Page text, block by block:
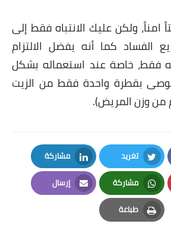
امناً، ولكن عليك الانتباه فقط إلى
الفساد كما أنه يفضل الالتزام
فقط، خاصة عند استعماله بشكل
بقطرة واحدة فقط من الزيت
من وزن المريض).
تغريد
Twitter
مشاركة
LinkedIn
مشاركة
Whatsapp
إرسال
Email
طباعة